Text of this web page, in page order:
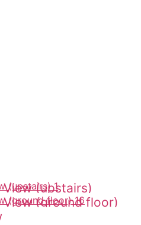
View (upstairs)
View (ground floor)